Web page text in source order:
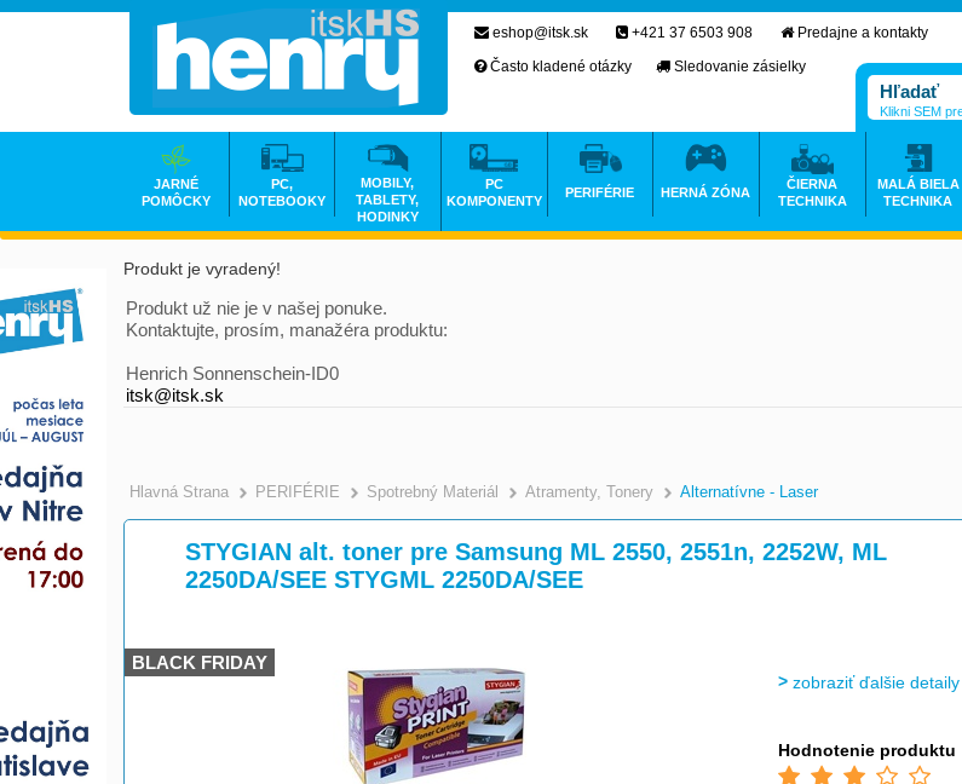
Produkt je vyradený!
Produkt už nie je v našej ponuke.
Kontaktujte, prosím, manažéra produktu:
Henrich Sonnenschein-ID0
itsk@itsk.sk
Hlavná Strana >
PERIFÉRIE >
Spotrebný Materiál >
Atramenty, Tonery >
Alternatívne - Laser
STYGIAN alt. toner pre Samsung ML 2550, 2551n, 2252W, ML
2250DA/SEE STYGML 2250DA/SEE
BLACK FRIDAY
zobraziť ďalšie detaily
Hodnotenie produktu
eshop@itsk.sk +421 37 6503 908
Predajne a kontakty
Často kladené otázky
Sledovanie zásielky
Klikni SEM
JARNÉ
POMÔCKY
PC,
NOTEBOOKY
MOBILY,
TABLETY,
HODINKY
PC
KOMPONENTY
PERIFÉRIE HERNÁ ZÓNA
ČIERNA
TECHNIKA
MALÁ BIELA
TECHNIKA